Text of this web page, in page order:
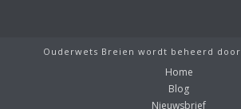
Ouderwets Breien wordt beheerd door
Home
Blog
Nieuwsbrief